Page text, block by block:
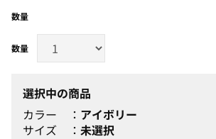
数量
選択中の商品
カラー
アイボリー
サイズ
未選択